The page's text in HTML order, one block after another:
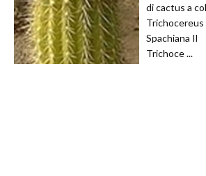
di cactus a
Trichocereus
Spachiana Il
Trichoce ...